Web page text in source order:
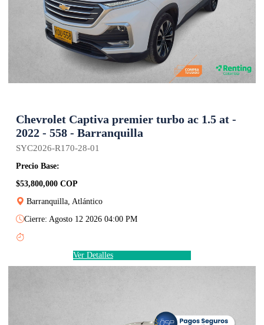
Chevrolet Captiva premier turbo ac 1.5 at -
2022 - 558 - Barranquilla
SYC2026-R170-28-01
Precio Base:
$53,800,000 COP
Barranquilla, Atlántico
Cierre: Agosto 12 2026 04:00 PM
Ver Detalles